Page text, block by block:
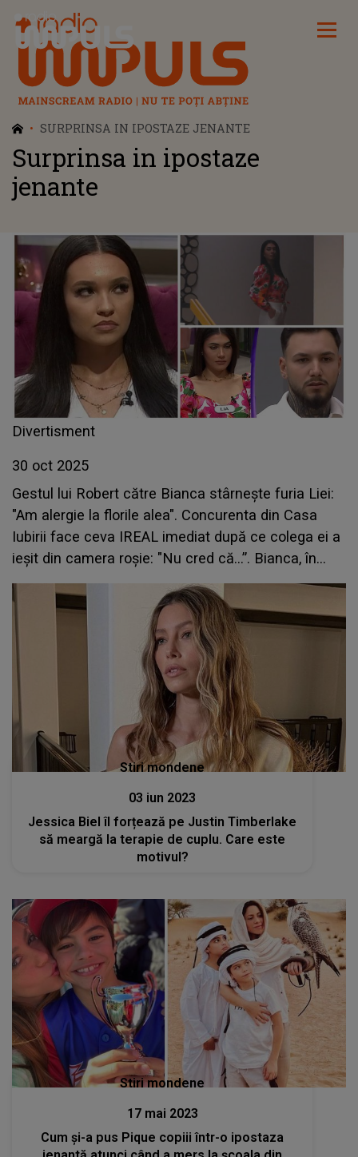
Radio Impuls
SURPRINSA IN IPOSTAZE JENANTE
Surprinsa in ipostaze
jenante
Divertisment
30 oct 2025
Gestul lui Robert către Bianca stârnește furia Liei:
"Am alergie la florile alea". Concurenta din Casa
Iubirii face ceva IREAL imediat după ce colega ei a
ieșit din camera roșie: "Nu cred că...”. Bianca, în
stare de ȘOC când a auzit ce i-a spus
Stiri mondene
03 iun 2023
Jessica Biel îl forțează pe Justin Timberlake
să meargă la terapie de cuplu. Care este
motivul?
Stiri mondene
17 mai 2023
Cum și-a pus Pique copiii într-o ipostaza